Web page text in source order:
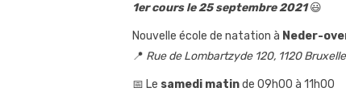
1er cours le 25 septembre 2021😃
Nouvelle école de natation à Neder-
📍 Rue de Lombartzyde 120, 1120
📅 Le samedi matinde 09h00 à 11h00